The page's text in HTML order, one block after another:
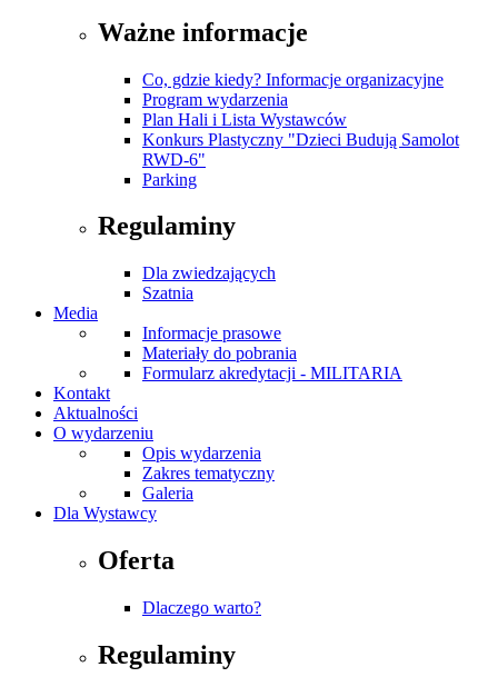
Ważne informacje
Co, gdzie kiedy? Informacje organizacyjne
Program wydarzenia
Plan Hali i Lista Wystawców
Konkurs Plastyczny "Dzieci Budują Samolot
RWD-6"
Parking
Regulaminy
Dla zwiedzających
Szatnia
Media
Informacje prasowe
Materiały do pobrania
Formularz akredytacji - MILITARIA
Kontakt
Aktualności
O wydarzeniu
Opis wydarzenia
Zakres tematyczny
Galeria
Dla Wystawcy
Oferta
Dlaczego warto?
Regulaminy